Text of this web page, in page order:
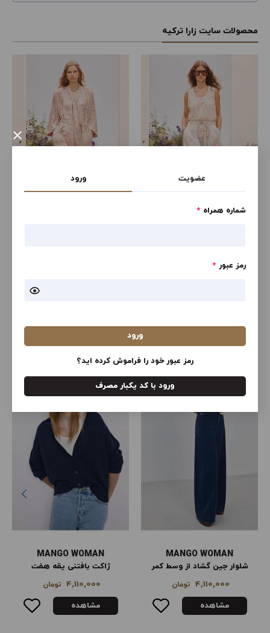
عضویت ورود
شماره همراه *
رمز عبور *
ورود
رمز عبور خود را فراموش کرده اید؟
ورود با کد یکبار مصرف
×
محصولات سایت زارا ترکیه
MANGO WOMAN
شلوار جین گشاد از وسط کمر
4,110,000 تومان
مشاهده
MANGO WOMAN
ژاکت بافتنی یقه هفت
4,110,000 تومان
مشاهده